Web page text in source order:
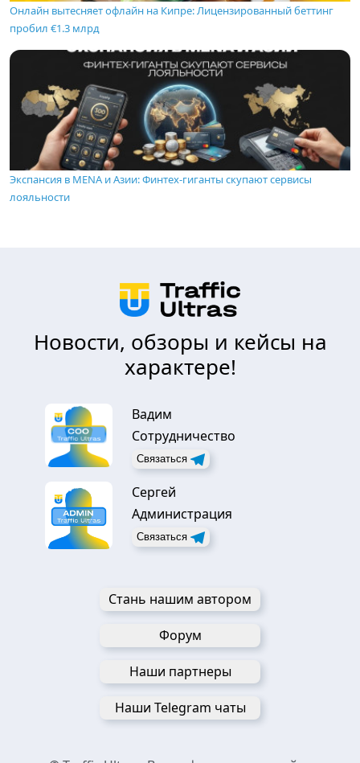
Онлайн вытесняет офлайн на Кипре: Лицензированный беттинг
пробил €1.3 млрд
Экспансия в MENA и Азии: Финтех-гиганты скупают сервисы
лояльности
Новости, обзоры и кейсы на
характере!
Вадим
Сотрудничество
Связаться
Сергей
Администрация
Связаться
Стань нашим автором
Форум
Наши партнеры
Наши Telegram чаты